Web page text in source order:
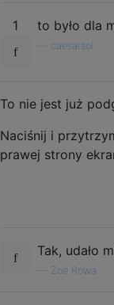
1 to było dla
caesarsol
To nie jest już
Naciśnij i
prawej strony
Tak, udało
Zoe Rowa